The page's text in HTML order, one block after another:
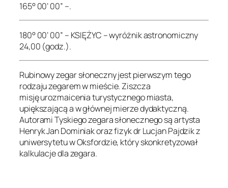
165° 00’ 00” –.
180° 00’ 00” – KSIĘŻYC – wyróżnik astronomiczny
24,00 (godz.).
Rubinowy zegar słoneczny jest pierwszym tego
rodzaju zegarem w mieście. Ziszcza
misję urozmaicenia turystycznego miasta,
upiększającą a w głównej mierze dydaktyczną.
Autorami Tyskiego zegara słonecznego są artysta
Henryk Jan Dominiak oraz fizyk dr Lucjan Pajdzik z
uniwersytetu w Oksfordzie, który skonkretyzował
kalkulacje dla zegara.